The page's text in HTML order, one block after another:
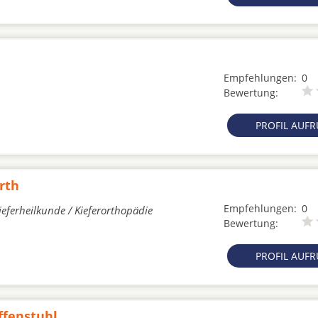
Empfehlungen: 0
Bewertung:
PROFIL
/ Kieferorthopädie Empfehlungen: 0
Bewertung:
PROFIL